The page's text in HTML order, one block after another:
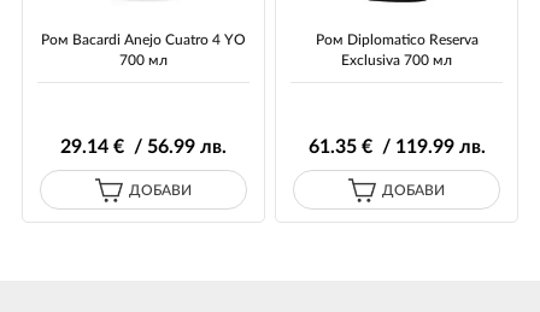
Ром Bacardi Anejo Cuatro 4 YO
700 мл
29.14€ / 56.99лв.
ДОБАВИ
Ром Diplomatico Reserva
Exclusiva 700 мл
61.35€ / 119.99лв.
ДОБАВИ